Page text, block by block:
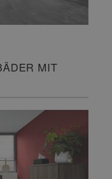
MIT